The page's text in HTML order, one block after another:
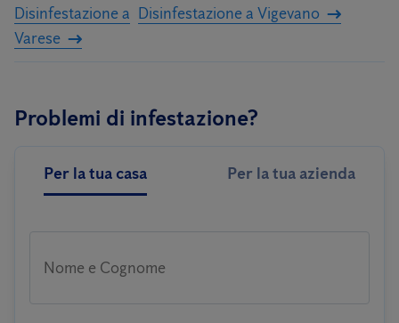
Disinfestazione a
Varese
Disinfestazione a Vigevano
Problemi di infestazione?
Per la tua casa Per la tua azienda
Nome e Cognome